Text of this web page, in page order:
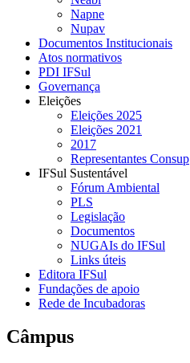
Napne
Nupav
Documentos Institucionais
Atos normativos
PDI IFSul
Governança
Eleições
Eleições 2025
Eleições 2021
2017
Representantes Consup
IFSul Sustentável
Fórum Ambiental
PLS
Legislação
Documentos
NUGAIs do IFSul
Links úteis
Editora IFSul
Fundações de apoio
Rede de Incubadoras
Câmpus